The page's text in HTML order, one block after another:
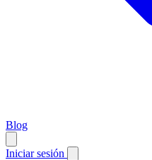
Blog
Iniciar sesión